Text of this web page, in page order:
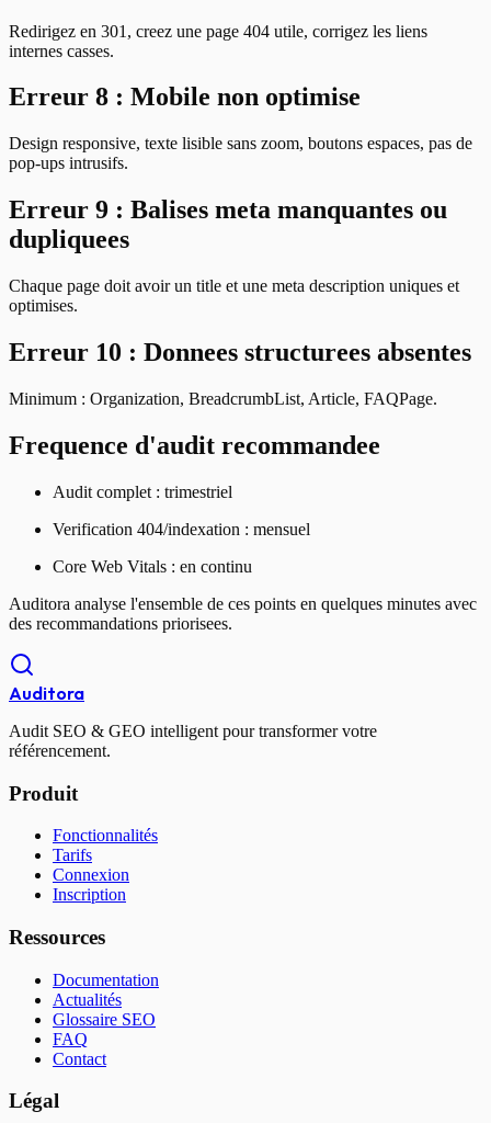
Redirigez en 301, creez une page 404 utile, corrigez les liens
internes casses.
Erreur 8 : Mobile non optimise
Design responsive, texte lisible sans zoom, boutons espaces, pas de
pop-ups intrusifs.
Erreur 9 : Balises meta manquantes ou
dupliquees
Chaque page doit avoir un title et une meta description uniques et
optimises.
Erreur 10 : Donnees structurees absentes
Minimum : Organization, BreadcrumbList, Article, FAQPage.
Frequence d'audit recommandee
Audit complet : trimestriel
Verification 404/indexation : mensuel
Core Web Vitals : en continu
Auditora analyse l'ensemble de ces points en quelques minutes avec
des recommandations priorisees.
Auditora
Audit SEO & GEO intelligent pour transformer votre
référencement.
Produit
Fonctionnalités
Tarifs
Connexion
Inscription
Ressources
Documentation
Actualités
Glossaire SEO
FAQ
Contact
Légal